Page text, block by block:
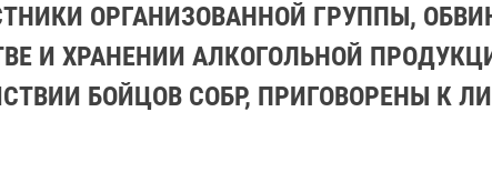
ОРГАНИЗОВАННОЙ ГРУППЫ,
И ХРАНЕНИИ АЛКОГОЛЬНОЙ
БОЙЦОВ СОБР, ПРИГОВОРЕНЫ К